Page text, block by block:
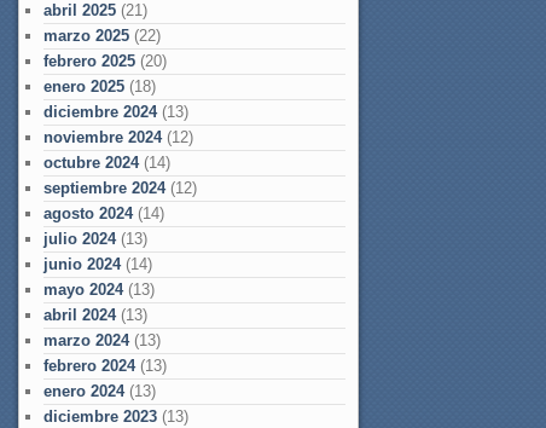
abril 2025 (21)
marzo 2025 (22)
febrero 2025 (20)
enero 2025 (18)
diciembre 2024(13)
noviembre 2024(12)
octubre 2024(14)
septiembre 2024(12)
agosto 2024(14)
julio 2024(13)
junio 2024(14)
mayo 2024(13)
abril 2024(13)
marzo 2024(13)
febrero 2024(13)
enero 2024(13)
diciembre 2023 (13)